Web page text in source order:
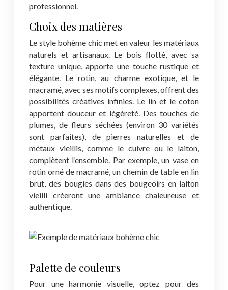
professionnel.
Choix des matières
Le style bohème chic met en valeur les matériaux
naturels et artisanaux. Le bois flotté, avec sa
texture unique, apporte une touche rustique et
élégante. Le rotin, au charme exotique, et le
macramé, avec ses motifs complexes, offrent des
possibilités créatives infinies. Le lin et le coton
apportent douceur et légèreté. Des touches de
plumes, de fleurs séchées (environ 30 variétés
sont parfaites), de pierres naturelles et de
métaux vieillis, comme le cuivre ou le laiton,
complètent l’ensemble. Par exemple, un vase en
rotin orné de macramé, un chemin de table en lin
brut, des bougies dans des bougeoirs en laiton
vieilli créeront une ambiance chaleureuse et
authentique.
Palette de couleurs
Pour une harmonie visuelle, optez pour des